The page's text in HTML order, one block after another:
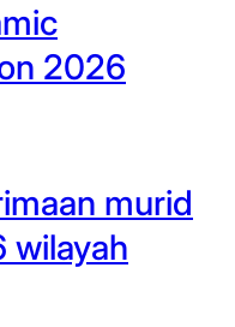
2026
murid
wilayah